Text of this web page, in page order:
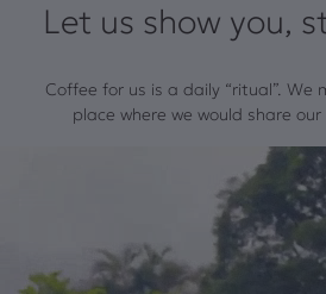
Let us show you,
Coffee for us is a daily “ritual”.
place where we would share